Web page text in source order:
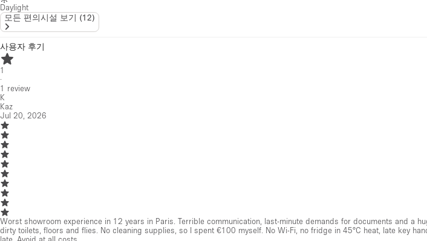
Daylight
모든 편의시설 보기 (12)
사용자 후기
1
·
1 review
K
Kaz
Jul 20, 2026
Worst showroom experience in 12 years in Paris. Terrible communication, last-minute demands for documents and a
dirty toilets, floors and flies. No cleaning supplies, so I spent €100 myself. No Wi-Fi, no fridge in 45°C heat, late key